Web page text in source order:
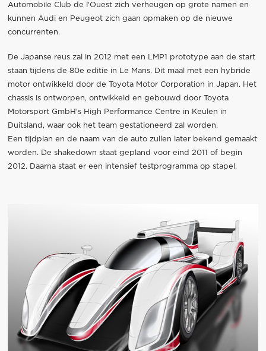
Automobile Club de l'Ouest zich verheugen op grote namen en
kunnen Audi en Peugeot zich gaan opmaken op de nieuwe
concurrenten.
De Japanse reus zal in 2012 met een LMP1 prototype aan de start
staan tijdens de 80e editie in Le Mans. Dit maal met een hybride
motor ontwikkeld door de Toyota Motor Corporation in Japan. Het
chassis is ontworpen, ontwikkeld en gebouwd door Toyota
Motorsport GmbH's High Performance Centre in Keulen in
Duitsland, waar ook het team gestationeerd zal worden.
Een tijdplan en de naam van de auto zullen later bekend gemaakt
worden. De shakedown staat gepland voor eind 2011 of begin
2012. Daarna staat er een intensief testprogramma op stapel.